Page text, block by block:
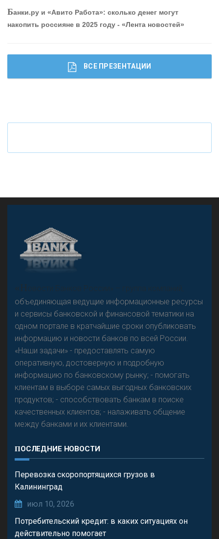
привлечь и удержать персонал - «Интервью»
Резкого разворота на рынке автокредитов не
предвидится - «Интервью»
Что будет с наличными деньгами при цифровом
Банки.ру и «Авито Работа»: сколько денег могут
накопить россияне в 2025 году - «Лента новостей»
ВСЕ ПРЕЗЕНТАЦИИ
«Н
овости Банков России» – группа компаний,
объединяющая ведущие информационные ресурсы
и сервисы банковской и финансовой тематики на
одном портале в кратчайшие сроки опубликовать
информацию и новости банков по всей России.
«Наши задачи» - предоставлять самую
оперативную, достоверную и подробную
информацию по банковскому рынку; - помогать
клиентам в выборе самых выгодных банковских
продуктов; - способствовать банкам в поиске
качественных клиентов; - налаживать общение
между банками и их клиентами.
ПОСЛЕДНИЕ НОВОСТИ
Перевозка скоропортящихся грузов в
Калининград
июл 10, 2026
Потребительский кредит: в каких ситуациях он
действительно помогает